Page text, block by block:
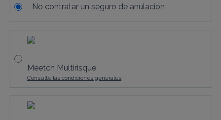
No contratar un seguro de anulación
Meetch Multirisque
Consulte las condiciones generales